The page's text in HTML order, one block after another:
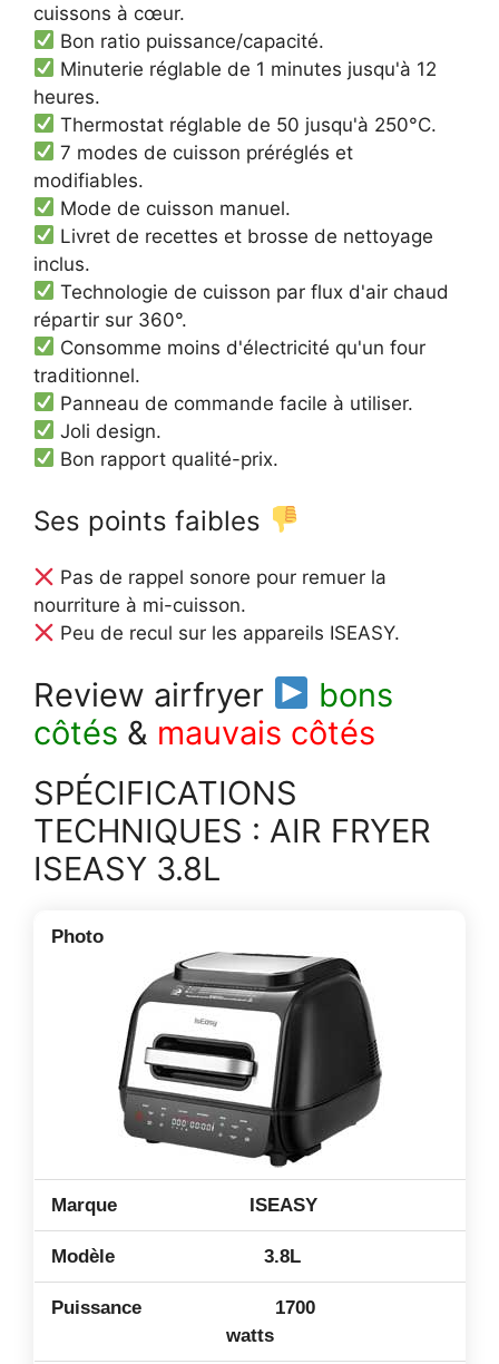
cuissons à cœur.
Bon ratio puissance/capacité.
Minuterie réglable de 1 minutes jusqu'à 12
heures.
Thermostat réglable de 50 jusqu'à 250°C.
7 modes de cuisson préréglés et
modifiables.
Mode de cuisson manuel.
Livret de recettes et brosse de nettoyage
inclus.
Technologie de cuisson par flux d'air chaud
répartir sur 360°.
Consomme moins d'électricité qu'un four
traditionnel.
Panneau de commande facile à utiliser.
Joli design.
Bon rapport qualité-prix.
Ses points faibles
Pas de rappel sonore pour remuer la
nourriture à mi-cuisson.
Peu de recul sur les appareils ISEASY.
Review airfryer
bons
côtés & mauvais côtés
SPÉCIFICATIONS
TECHNIQUES : AIR FRYER
ISEASY 3.8L
ISEASY
3.8L
1700
watts